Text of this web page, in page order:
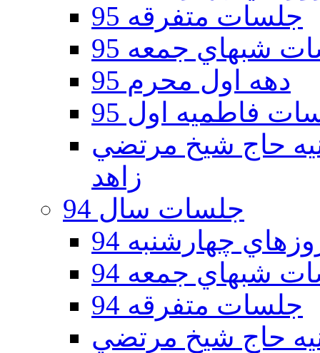
جلسات متفرقه 95
شبهاي جمعه 95
دهه اول محرم 95
فاطمیه اول 95
دوم 95 - حسينيه حاج شيخ مرتضي
زاهد
جلسات سال 94
چهارشنبه 94
شبهاي جمعه 94
جلسات متفرقه 94
دوم 94 - حسينيه حاج شيخ مرتضي